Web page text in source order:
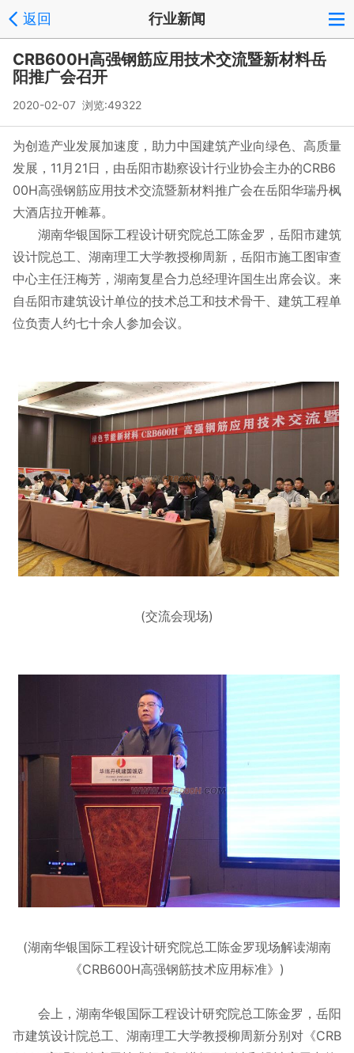
返回 行业新闻
CRB600H高强钢筋应用技术交流暨新材料岳
阳推广会召开
2020-02-07 浏览:49322
为创造产业发展加速度，助力中国建筑产业向绿色、高质量
发展，11月21日，由岳阳市勘察设计行业协会主办的CRB6
00H高强钢筋应用技术交流暨新材料推广会在岳阳华瑞丹枫
大酒店拉开帷幕。
湖南华银国际工程设计研究院总工陈金罗，岳阳市建筑
设计院总工、湖南理工大学教授柳周新，岳阳市施工图审查
中心主任汪梅芳，湖南复星合力总经理许国生出席会议。来
自岳阳市建筑设计单位的技术总工和技术骨干、建筑工程单
位负责人约七十余人参加会议。
(交流会现场)
(湖南华银国际工程设计研究院总工陈金罗现场解读湖南
《CRB600H高强钢筋技术应用标准》)
会上，湖南华银国际工程设计研究院总工陈金罗，岳阳
市建筑设计院总工、湖南理工大学教授柳周新分别对《CRB